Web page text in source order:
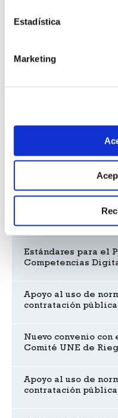
Estadística
Marketing
Reuniones de las
Economía Circular
actividad de la
Impulso a la
Estándares para el
Competencias
Apoyo al uso de
contratación pública
Nuevo convenio
Comité UNE de
Apoyo al uso de
contratación pública